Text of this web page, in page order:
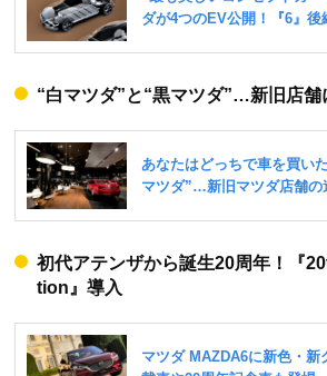
“白マツダ”と“黒マツダ”…新旧店舗
初代アテンザから誕生20周年！『
tion』導入